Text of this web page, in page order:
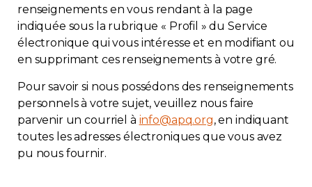
renseignements en vous rendant à la page
indiquée sous la rubrique « Profil » du Service
électronique qui vous intéresse et en modifiant ou
en supprimant ces renseignements à votre gré.
Pour savoir si nous possédons des renseignements
personnels à votre sujet, veuillez nous faire
parvenir un courriel à info@apq.org, en indiquant
toutes les adresses électroniques que vous avez
pu nous fournir.